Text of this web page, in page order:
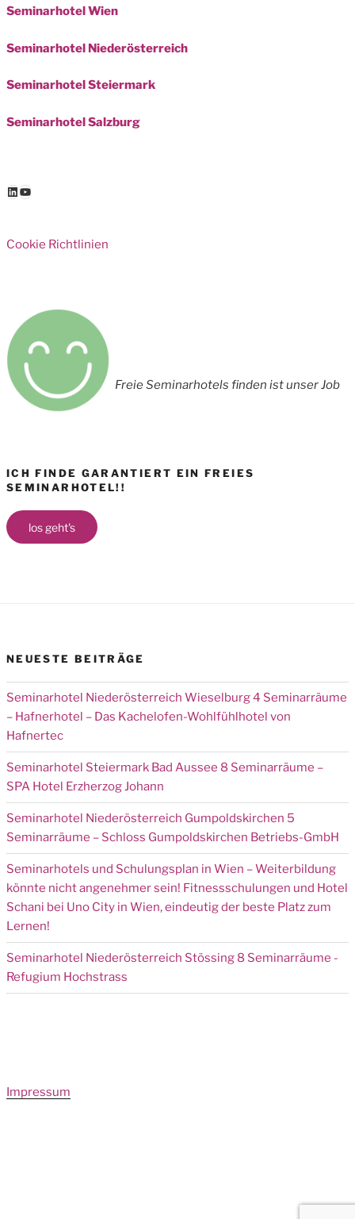
Seminarhotel Wien
Seminarhotel Niederösterreich
Seminarhotel Steiermark
Seminarhotel Salzburg
LinkedIn
YouTube
Cookie Richtlinien
Freie Seminarhotels finden ist unser Job
ICH FINDE GARANTIERT EIN FREIES
SEMINARHOTEL!!
los geht's
NEUESTE BEITRÄGE
Seminarhotel Niederösterreich Wieselburg 4 Seminarräume
– Hafnerhotel – Das Kachelofen-Wohlfühlhotel von
Hafnertec
Seminarhotel Steiermark Bad Aussee 8 Seminarräume –
SPA Hotel Erzherzog Johann
Seminarhotel Niederösterreich Gumpoldskirchen 5
Seminarräume – Schloss Gumpoldskirchen Betriebs-GmbH
Seminarhotels und Schulungsplan in Wien – Weiterbildung
könnte nicht angenehmer sein! Fitnessschulungen und Hotel
Schani bei Uno City in Wien, eindeutig der beste Platz zum
Lernen!
Seminarhotel Niederösterreich Stössing 8 Seminarräume -
Refugium Hochstrass
Impressum